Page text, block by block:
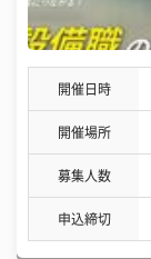
開催日時
開催場所
募集人数
申込締切